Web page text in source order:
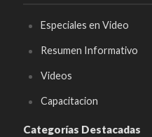
Especiales en Video
Resumen Informativo
Videos
Capacitacion
Categorías Destacadas